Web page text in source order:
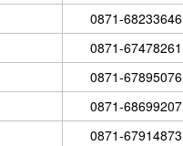
0871-68233646
0871-67478261
0871-67895076
0871-68699207
0871-67914873